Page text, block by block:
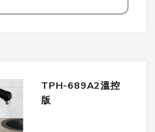
TPH-689A2溫控
版